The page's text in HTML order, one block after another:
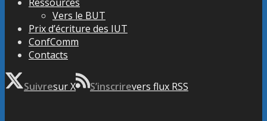
Vers le BUT
Prix d’écriture des IUT
ConfComm
Contacts
Suivresur X S’inscrirevers flux RSS